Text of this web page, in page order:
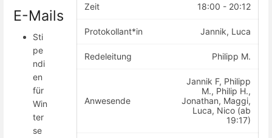
Zeit 18:00 - 20:12
Protokollant*in Jannik, Luca
Redeleitung Philipp M.
Anwesende
Jannik F, Philipp
M., Philip H.,
Jonathan, Maggi,
Luca, Nico (ab
19:17)
E-Mails
Sti
pe
ndi
en
für
Win
ter
se